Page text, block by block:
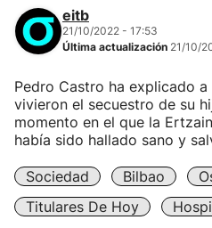
eitb
21/10/2022 - 17:53
Última actualización 21/10/
Pedro Castro ha explicado a
vivieron el secuestro de su
momento en el que la
había sido hallado sano y
Sociedad Bilbao
Titulares De Hoy